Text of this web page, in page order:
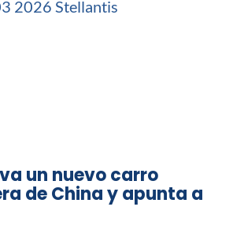
un nuevo carro
de China y apunta a